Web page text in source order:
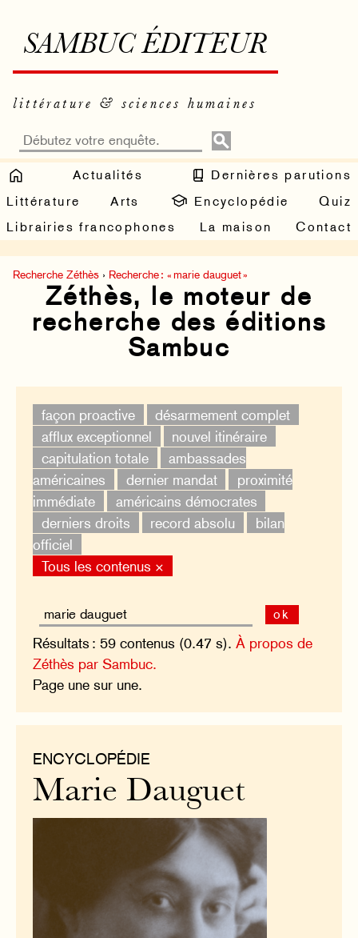
SAMBUC ÉDITEUR
littérature & sciences humaines
Actualités
Dernières parutions
Littérature
Arts Encyclopédie
Quiz
Librairies francophones
La maison Contact
Recherche Zéthès › Recherche : « marie dauguet »
Zéthès, le moteur de
recherche des éditions
Sambuc
façon proactive
désarmement complet
afflux exceptionnel
nouvel itinéraire
capitulation totale
ambassades
américaines
dernier mandat
proximité
immédiate
américains démocrates
derniers droits
record absolu
bilan
officiel
Tous les contenus ×
ok
Résultats : 59 contenus (0.47 s).À propos de
Zéthès par Sambuc.
Page une sur une.
ENCYCLOPÉDIE
Marie Dauguet